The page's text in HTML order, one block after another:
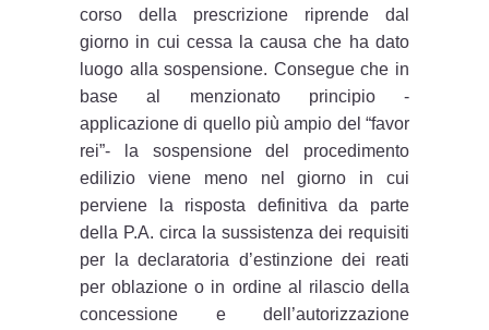
corso della prescrizione riprende dal
giorno in cui cessa la causa che ha dato
luogo alla sospensione. Consegue che in
base al menzionato principio -
applicazione di quello più ampio del “favor
rei”- la sospensione del procedimento
edilizio viene meno nel giorno in cui
perviene la risposta definitiva da parte
della P.A. circa la sussistenza dei requisiti
per la declaratoria d’estinzione dei reati
per oblazione o in ordine al rilascio della
concessione e dell’autorizzazione